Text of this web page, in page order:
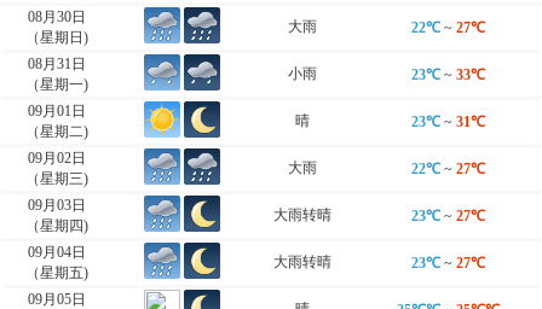
08月30日
（星期日)
大雨 22℃ ~ 27℃
08月31日
（星期一)
小雨 23℃ ~ 33℃
09月01日
（星期二)
晴 23℃ ~ 31℃
09月02日
（星期三)
大雨 22℃ ~ 27℃
09月03日
（星期四)
大雨转晴 23℃ ~ 27℃
09月04日
（星期五)
大雨转晴 23℃ ~ 27℃
09月05日